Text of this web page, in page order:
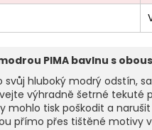
PIMA bavlnu s
svůj hluboký modrý odstín,
výhradně šetrné tekuté
mohlo tisk poškodit a
přímo přes tištěné motivy